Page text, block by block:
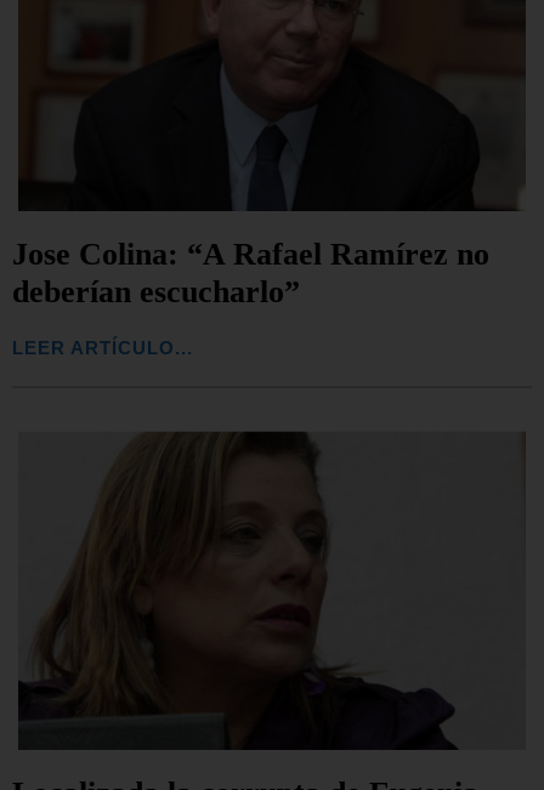
Jose Colina: “A Rafael Ramírez no
deberían escucharlo”
LEER ARTÍCULO...